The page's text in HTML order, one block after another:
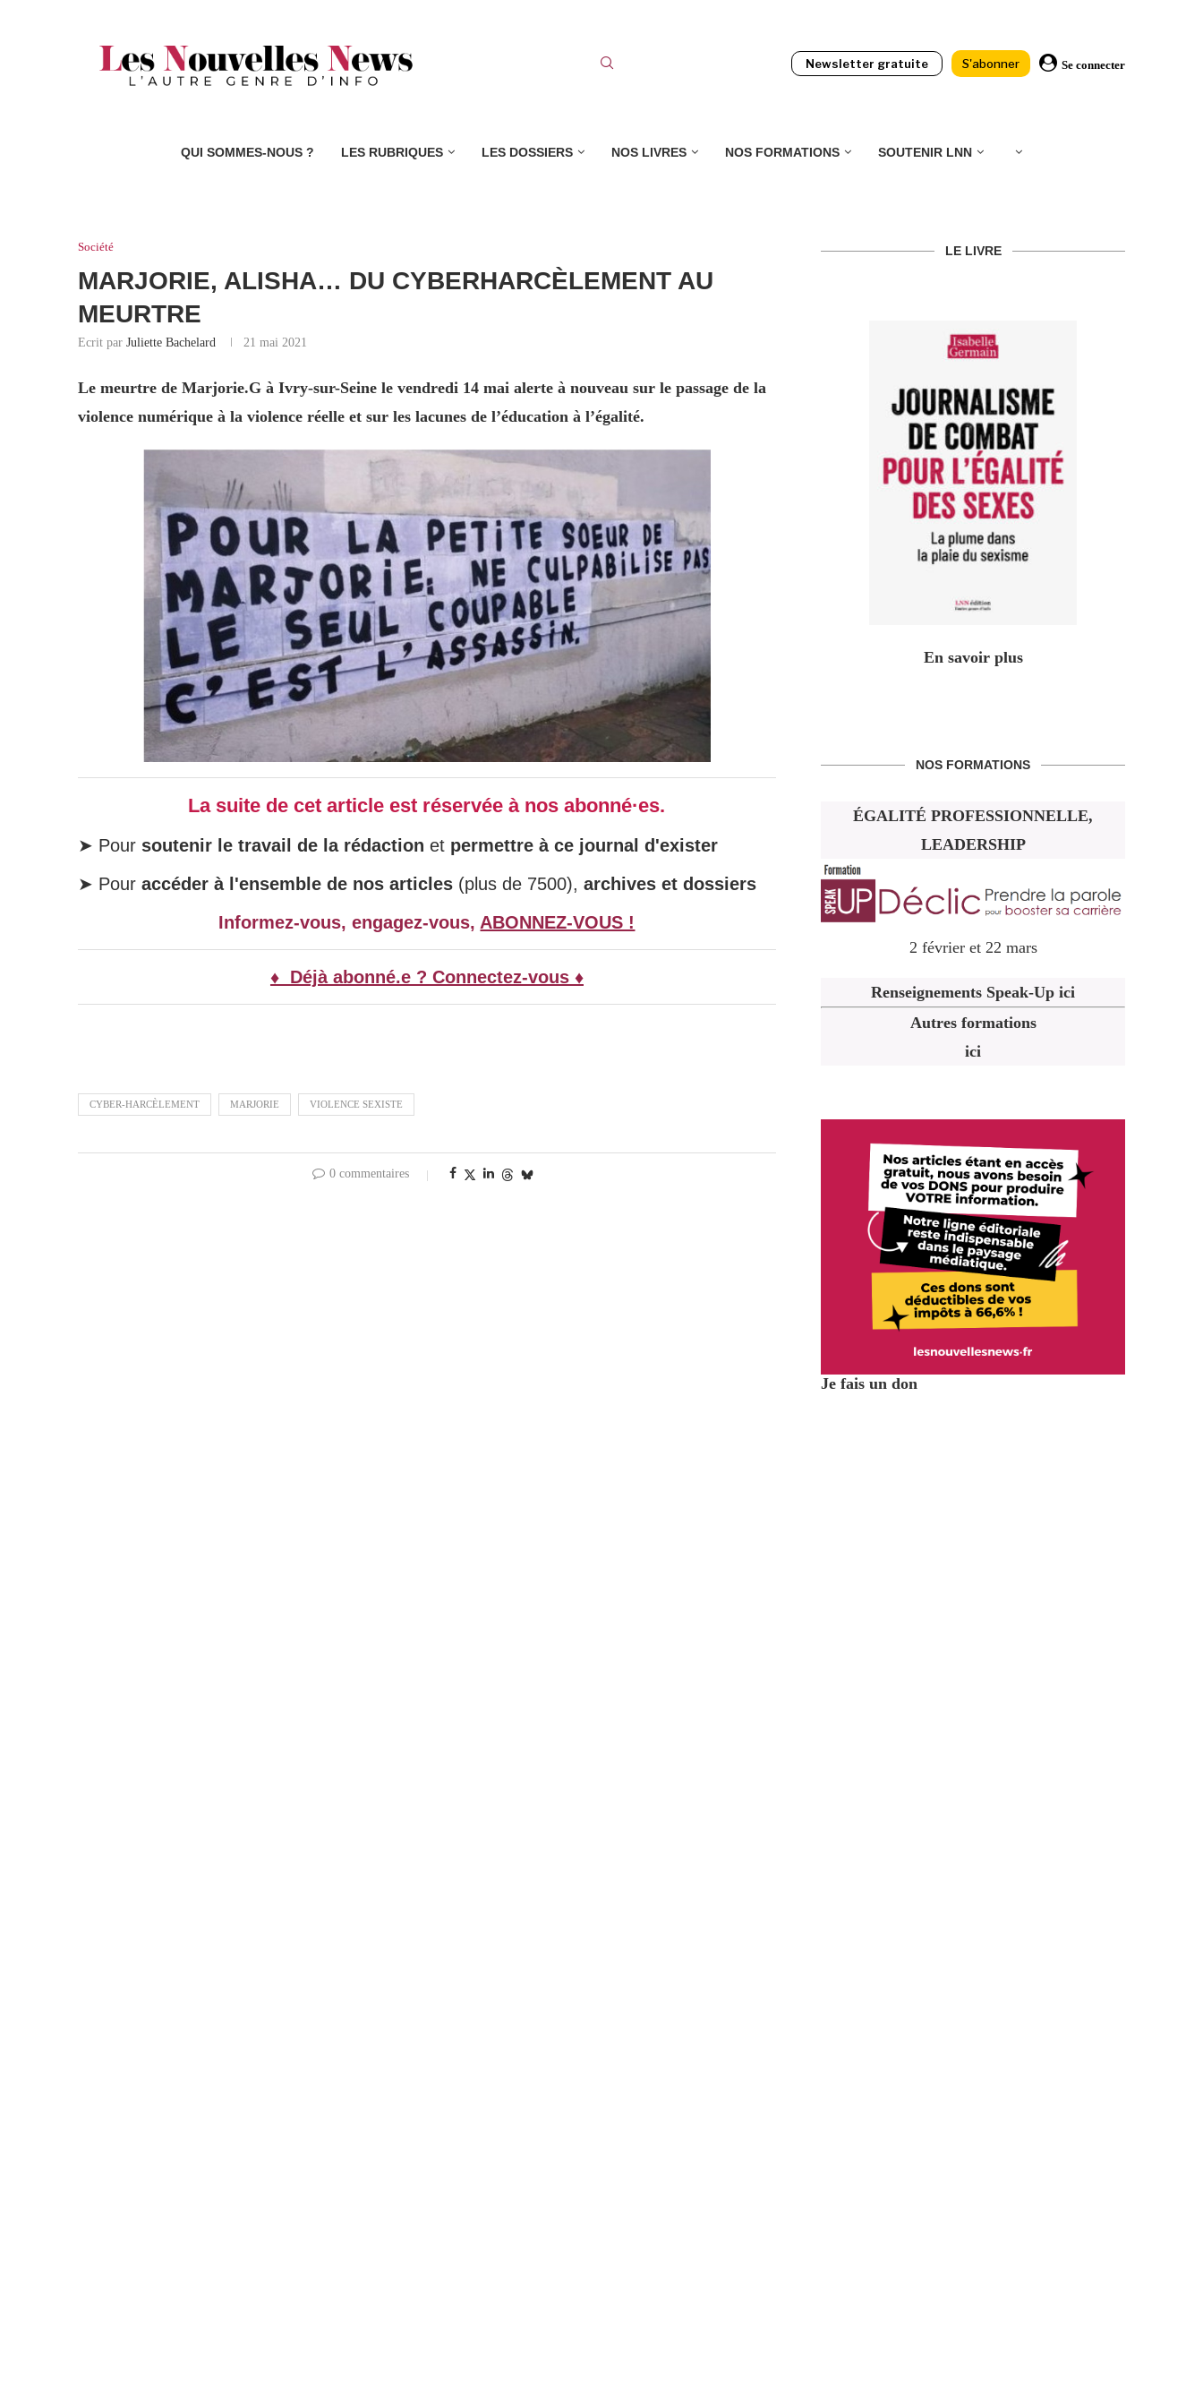
Newsletter gratuite S'abonner Se connecter
QUI SOMMES-NOUS ? LES RUBRIQUES LES DOSSIERS NOS LIVRES NOS FORMATIONS SOUTENIR LNN
Société
MARJORIE, ALISHA… DU CYBERHARCÈLEMENT AU
MEURTRE
Ecrit par Juliette Bachelard 21 mai 2021
Le meurtre de Marjorie.G à Ivry-sur-Seine le vendredi 14 mai alerte à nouveau sur le passage de la
violence numérique à la violence réelle et sur les lacunes de l’éducation à l’égalité.
La suite de cet article est réservée à nos abonné·es.
➤ Pour soutenir le travail de la rédaction et permettre à ce journal d'exister
➤ Pour accéder à l'ensemble de nos articles (plus de 7500), archives et dossiers
Informez-vous, engagez-vous, ABONNEZ-VOUS !
♦ Déjà abonné.e ? Connectez-vous ♦
CYBER-HARCÈLEMENT MARJORIE VIOLENCE SEXISTE
0 commentaires
LE LIVRE
En savoir plus
NOS FORMATIONS
ÉGALITÉ PROFESSIONNELLE,
LEADERSHIP
2 février et 22 mars
Renseignements Speak-Up ici
Autres formations
ici
Je fais un don